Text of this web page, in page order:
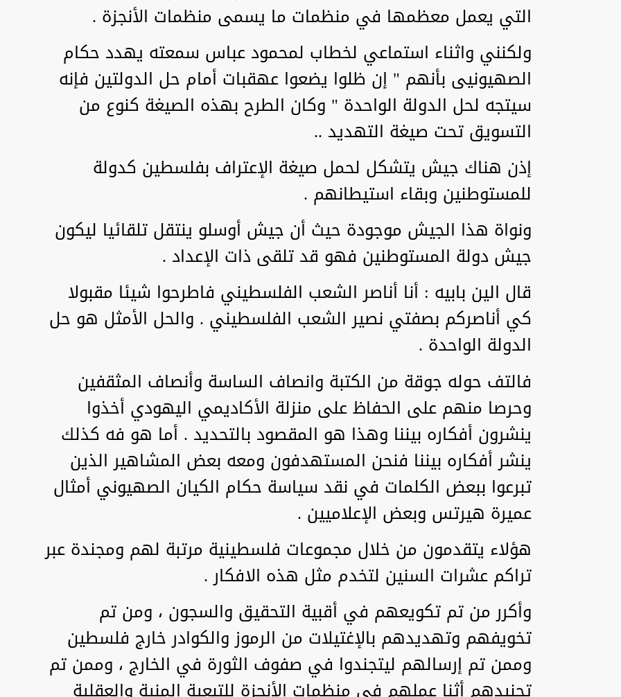
التي يعمل معظمها في منظمات ما يسمى منظمات الأنجزة .
ولكنني واثناء استماعي لخطاب لمحمود عباس سمعته يهدد حكام
الصهيونيى بأنهم " إن ظلوا يضعوا عهقبات أمام حل الدولتين فإنه
سيتجه لحل الدولة الواحدة " وكان الطرح بهذه الصيغة كنوع من
التسويق تحت صيغة التهديد ..
إذن هناك جيش يتشكل لحمل صيغة الإعتراف بفلسطين كدولة
للمستوطنين وبقاء استيطانهم .
ونواة هذا الجيش موجودة حيث أن جيش أوسلو ينتقل تلقائيا ليكون
جيش دولة المستوطنين فهو قد تلقى ذات الإعداد .
قال الين بابيه : أنا أناصر الشعب الفلسطيني فاطرحوا شيئا مقبولا
كي أناصركم بصفتي نصير الشعب الفلسطيني . والحل الأمثل هو حل
الدولة الواحدة .
فالتف حوله جوقة من الكتبة وانصاف الساسة وأنصاف المثقفين
وحرصا منهم على الحفاظ على منزلة الأكاديمي اليهودي أخذوا
ينشرون أفكاره بيننا وهذا هو المقصود بالتحديد . أما هو فه كذلك
ينشر أفكاره بيننا فنحن المستهدفون ومعه بعض المشاهير الذين
تبرعوا ببعض الكلمات في نقد سياسة حكام الكيان الصهيوني أمثال
عميرة هيرتس وبعض الإعلاميين .
هؤلاء يتقدمون من خلال مجموعات فلسطينية مرتبة لهم ومجندة عبر
تراكم عشرات السنين لتخدم مثل هذه الافكار .
وأكرر من تم تكويعهم في أقبية التحقيق والسجون ، ومن تم
تخويفهم وتهديدهم بالإغتيلات من الرموز والكوادر خارج فلسطين
وممن تم إرسالهم ليتجندوا في صفوف الثورة في الخارج ، وممن تم